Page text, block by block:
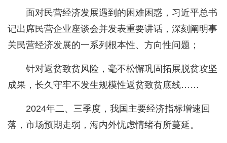
面对民营经济发展遇到的困难困惑，习近平总书
记出席民营企业座谈会并发表重要讲话，深刻阐明事
关民营经济发展的一系列根本性、方向性问题；
针对返贫致贫风险，毫不松懈巩固拓展脱贫攻坚
成果，长久守牢不发生规模性返贫致贫底线……
2024年二、三季度，我国主要经济指标增速回
落，市场预期走弱，海内外忧虑情绪有所蔓延。